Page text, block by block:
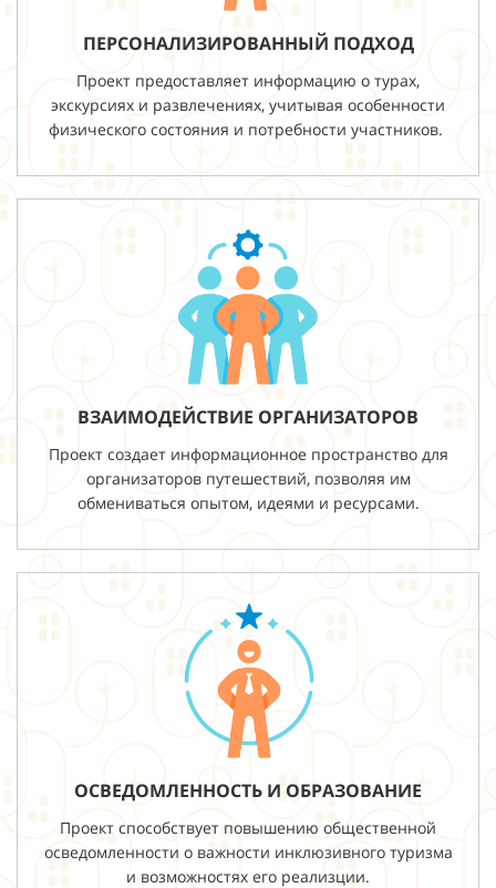
ПЕРСОНАЛИЗИРОВАННЫЙ ПОДХОД
Проект предоставляет информацию о турах,
экскурсиях и развлечениях, учитывая особенности
физического состояния и потребности участников.
ВЗАИМОДЕЙСТВИЕ ОРГАНИЗАТОРОВ
Проект создает информационное пространство для
организаторов путешествий, позволяя им
обмениваться опытом, идеями и ресурсами.
ОСВЕДОМЛЕННОСТЬ И ОБРАЗОВАНИЕ
Проект способствует повышению общественной
осведомленности о важности инклюзивного туризма
и возможностях его реализции.